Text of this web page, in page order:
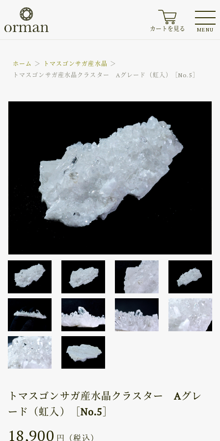
カートを見る MENU
ホーム
トマスゴンサガ産水晶
トマスゴンサガ産水晶クラスター Aグレード（虹入）［No.5］
トマスゴンサガ産水晶クラスター Aグレ
ード（虹入）［No.5］
18,900 円（税込）